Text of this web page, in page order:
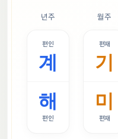
월주
편재
기
미
편재
년주
편인
계
해
편인